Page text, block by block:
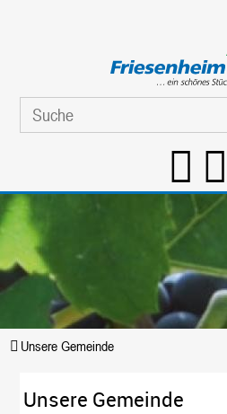
Unsere Gemeinde
Unsere Gemeinde